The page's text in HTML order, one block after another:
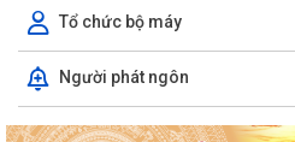
Tổ chức bộ máy
Người phát ngôn